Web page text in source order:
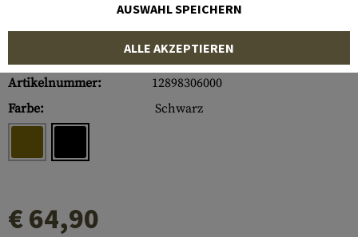
Artikelnummer:
12898306000
Farbe:
Schwarz
€ 64,90
AUSWAHL SPEICHERN
ALLE AKZEPTIEREN